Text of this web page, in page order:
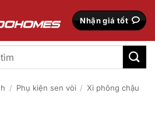
Nhận giá tốt
/ Phụ kiện sen vòi / Xi phông chậu